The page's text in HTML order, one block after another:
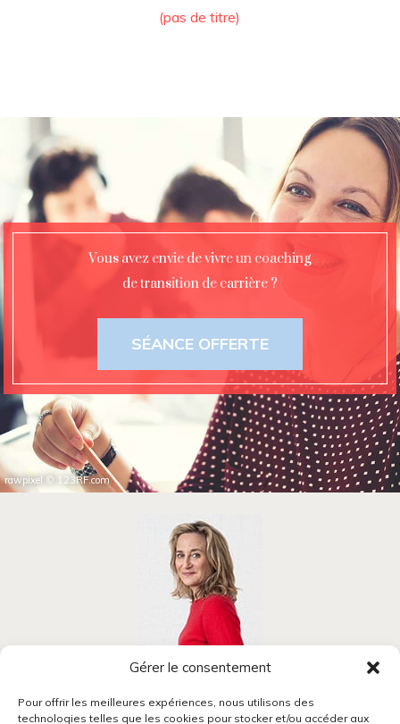
Gérer le consentement
Pour offrir les meilleures expériences, nous utilisons des
technologies telles que les cookies pour stocker et/ou accéder aux
(pas de titre)
Vous avez envie de vivre un coaching
de transition de carrière ?
SÉANCE OFFERTE
rawpixel © 123RF.com
Blandine Mansion